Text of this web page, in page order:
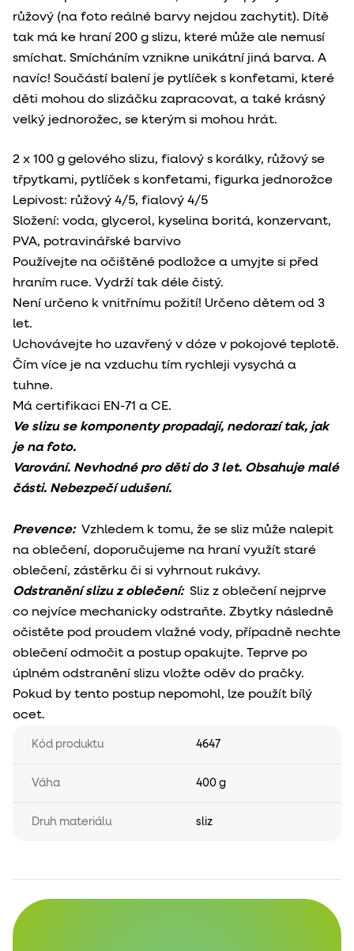
růžový (na foto reálné barvy nejdou zachytit). Dítě
tak má ke hraní 200 g slizu, které může ale nemusí
smíchat. Smícháním vznikne unikátní jiná barva. A
navíc! Součástí balení je pytlíček s konfetami, které
děti mohou do slizáčku zapracovat, a také krásný
velký jednorožec, se kterým si mohou hrát.
2 x 100 g gelového slizu, fialový s korálky, růžový se
třpytkami, pytlíček s konfetami, figurka jednorožce
Lepivost: růžový 4/5, fialový 4/5
Složení: voda, glycerol, kyselina boritá, konzervant,
PVA, potravinářské barvivo
Používejte na očištěné podložce a umyjte si před
hraním ruce. Vydrží tak déle čistý.
Není určeno k vnitřnímu požití! Určeno dětem od 3
let.
Uchovávejte ho uzavřený v dóze v pokojové teplotě.
Čím více je na vzduchu tím rychleji vysychá a
tuhne.
Má certifikaci EN-71 a CE.
Ve slizu se komponenty propadají, nedorazí tak, jak
je na foto.
Varování. Nevhodné pro děti do 3 let. Obsahuje malé
části. Nebezpečí udušení.
Prevence:Vzhledem k tomu, že se sliz může nalepit
na oblečení, doporučujeme na hraní využít staré
oblečení, zástěrku či si vyhrnout rukávy.
Odstranění slizu z oblečení: Sliz z oblečení nejprve
co nejvíce mechanicky odstraňte. Zbytky následně
očistěte pod proudem vlažné vody, případně nechte
oblečení odmočit a postup opakujte. Teprve po
úplném odstranění slizu vložte oděv do pračky.
Pokud by tento postup nepomohl, lze použít bílý
ocet.
Kód produktu 4647
Váha 400 g
Druh materiálu sliz